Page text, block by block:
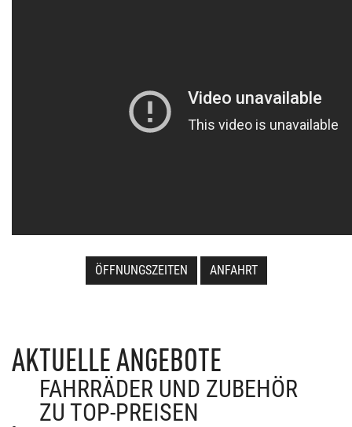
ÖFFNUNGSZEITEN ANFAHRT
AKTUELLE ANGEBOTE
FAHRRÄDER UND ZUBEHÖR
ZU TOP-PREISEN